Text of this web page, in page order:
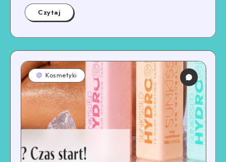
Czytaj
Kosmetyki